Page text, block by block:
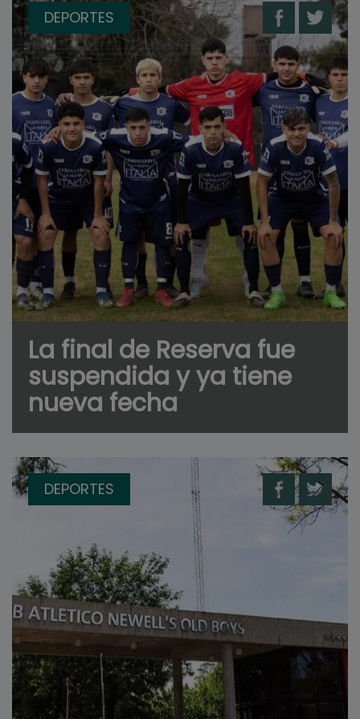
DEPORTES
La final de Reserva fue
suspendida y ya tiene
nueva fecha
DEPORTES